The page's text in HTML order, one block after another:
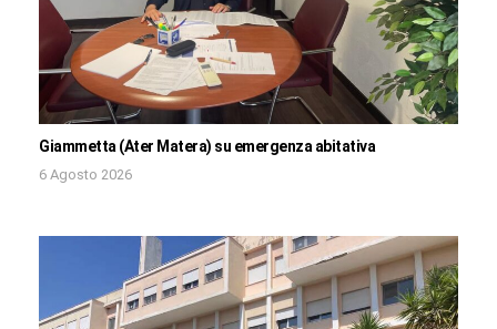
Giammetta (Ater Matera) su emergenza abitativa
6 Agosto 2026